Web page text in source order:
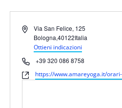
IndirizzoVia San Felice, 125
Bologna,40122Italia
Ottieni indicazioni
Telefono+39 320 086 8758
Websitehttps://www.amareyoga.it/